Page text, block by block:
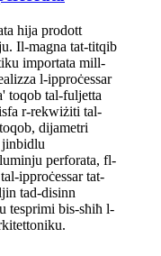
hija prodott
Il-magna tat-titqib
importata mill-
l-ipproċessar
toqob tal-fuljetta
r-rekwiżiti tal-
dijametri
perforata, fl-
ipproċessar tat-
tad-disinn
tesprimi bis-sħiħ l-